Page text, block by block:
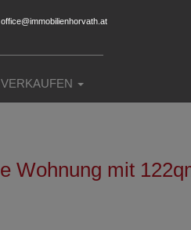
office@immobilienhorvath.at
Wohnung mit